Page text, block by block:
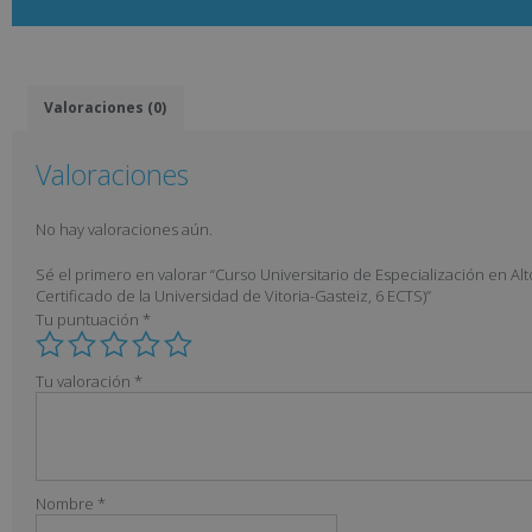
Valoraciones (0)
Valoraciones
No hay valoraciones aún.
Sé el primero en valorar “Curso Universitario de Especialización en
Certificado de la Universidad de Vitoria-Gasteiz, 6 ECTS)”
Tu puntuación *
Tu valoración *
Nombre *